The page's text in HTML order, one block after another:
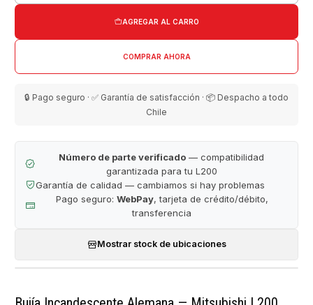
AGREGAR AL CARRO
COMPRAR AHORA
🔒 Pago seguro · ✅ Garantía de satisfacción · 📦 Despacho a todo
Chile
Número de parte verificado — compatibilidad
garantizada para tu L200
Garantía de calidad — cambiamos si hay problemas
Pago seguro: WebPay, tarjeta de crédito/débito,
transferencia
Mostrar stock de ubicaciones